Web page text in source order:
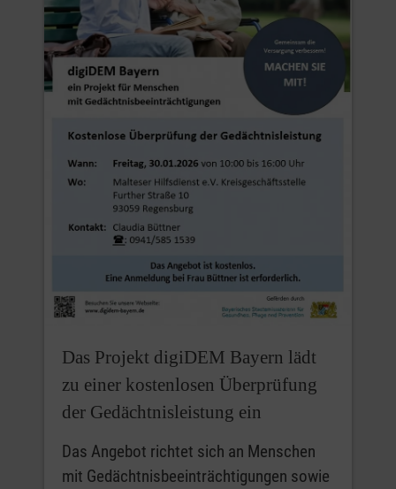
Das Projekt digiDEM Bayern lädt
zu einer kostenlosen Überprüfung
der Gedächtnisleistung ein
Das Angebot richtet sich an Menschen
mit Gedächtnisbeeinträchtigungen sowie